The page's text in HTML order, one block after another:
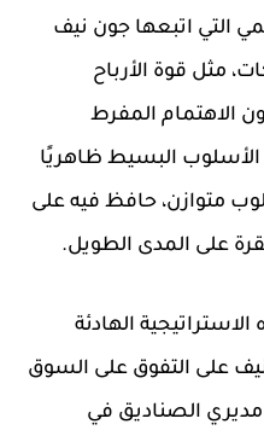
التي اتبعها جون نيف
مثل قوة الأرباح
الاهتمام المفرط
الأسلوب البسيط ظاهريًا
متوازن، حافظ فيه على
على المدى الطويل.
الهادئة
على التفوق على السوق
الصناديق في